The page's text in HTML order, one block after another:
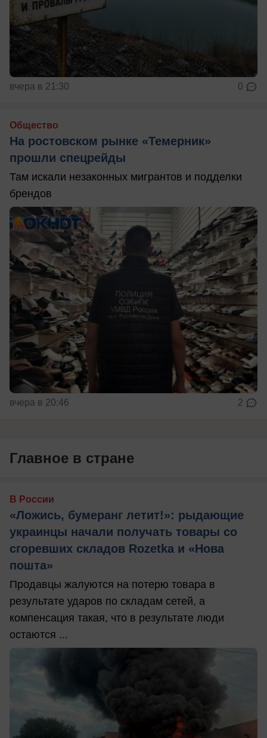
вчера в 21:30 0
Общество
На ростовском рынке «Темерник»
прошли спецрейды
Там искали незаконных мигрантов и подделки
брендов
вчера в 20:46 2
Главное в стране
В России
«Ложись, бумеранг летит!»: рыдающие
украинцы начали получать товары со
сгоревших складов Rozetka и «Нова
пошта»
Продавцы жалуются на потерю товара в
результате ударов по складам сетей, а
компенсация такая, что в результате люди
остаются ...